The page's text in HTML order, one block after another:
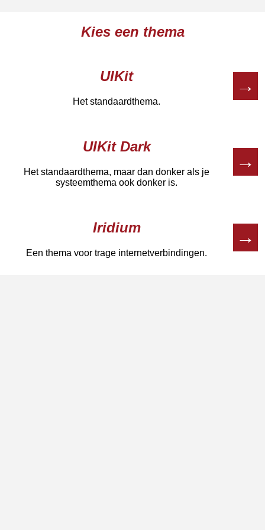
Kies een thema
UIKit
Het standaardthema.
→
UIKit Dark
Het standaardthema, maar dan donker als je
systeemthema ook donker is.
→
Iridium
Een thema voor trage internetverbindingen.
→